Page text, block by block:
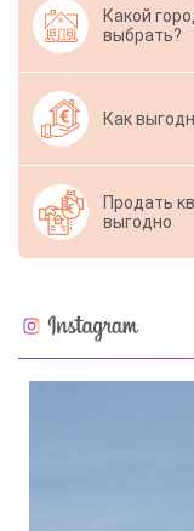
Какой
выбрать?
Как
Продать
выгодно